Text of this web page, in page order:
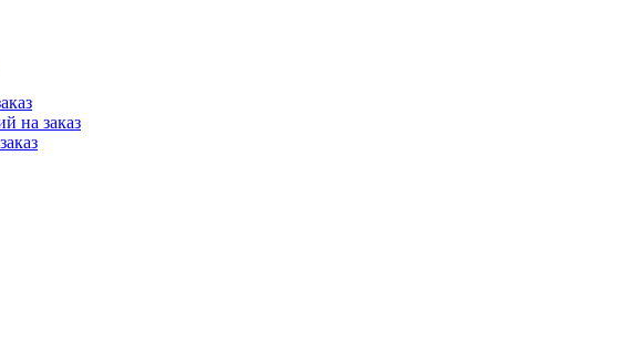
на заказ